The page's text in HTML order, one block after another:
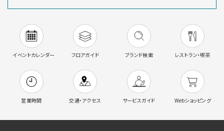
イベントカレンダー フロアガイド ブランド検索 レストラン・喫茶
営業時間 交通・アクセス サービスガイド Webショッピング